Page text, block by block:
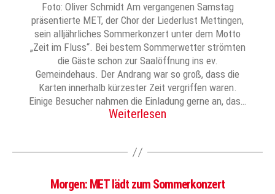
Foto: Oliver Schmidt Am vergangenen Samstag
präsentierte MET, der Chor der Liederlust Mettingen,
sein alljährliches Sommerkonzert unter dem Motto
„Zeit im Fluss“. Bei bestem Sommerwetter strömten
die Gäste schon zur Saalöffnung ins ev.
Gemeindehaus. Der Andrang war so groß, dass die
Karten innerhalb kürzester Zeit vergriffen waren.
Einige Besucher nahmen die Einladung gerne an, das…
Weiterlesen
Morgen: MET lädt zum Sommerkonzert